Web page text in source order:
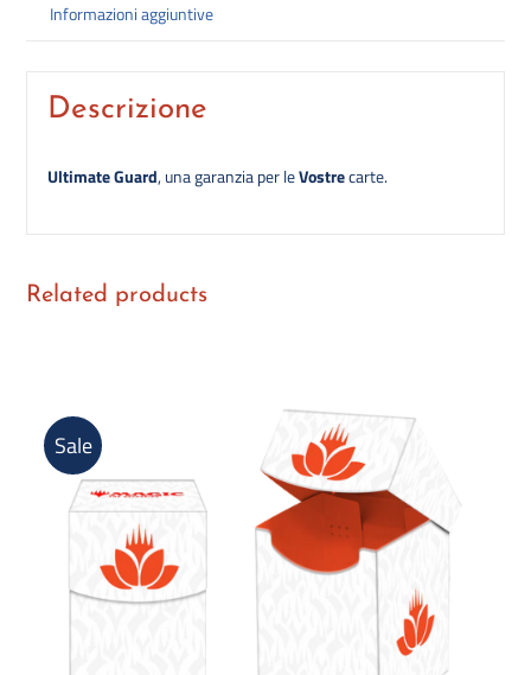
Informazioni aggiuntive
Descrizione
Ultimate Guard, una garanzia per leVostrecarte.
Related products
Sale